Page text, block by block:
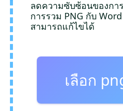
ลดความซับซ้อนของกา
การรวม PNG กับ
สามารถแก้ไขได้
เลือก